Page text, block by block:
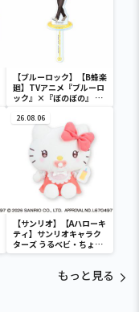
【ブルーロック】【B蜂楽
廻】TVアニメ『ブルーロ
ック』×『ぼのぼの』 ス
トスティック
26.08.06
【サンリオ】【Aハローキ
ティ】サンリオキャラク
ターズ うるベビ・ちょい
デカドール
もっと見る